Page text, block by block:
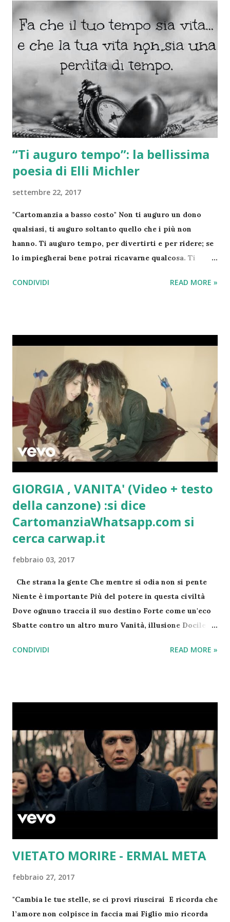
Cartomante su whatsapp " ANONIMO DISCRETO E
RISERVATO " Per te che leggi questo post ❤ " Una
domanda alle carte gratis "
“Ti auguro tempo”: la bellissima
poesia di Elli Michler
settembre 22, 2017
"Cartomanzia a basso costo" Non ti auguro un dono
qualsiasi, ti auguro soltanto quello che i più non
hanno. Ti auguro tempo, per divertirti e per ridere; se
lo impiegherai bene potrai ricavarne qualcosa. Ti
per te stesso, ma anche per donarlo agli altri. Ti
tempo per stupirti e tempo per fidarti e non soltanto
per guadarlo sull’orologio. Ti auguro tempo per
guardare le stelle e tempo per crescere, per maturare.
Ti auguro tempo per sperare nuovamente e per amare.
Non ha più senso rimandare. Ti auguro tempo per
trovare te stesso, per vivere ogni tuo giorno, ogni tua
ora come un dono. Ti auguro tempo anche per
perdonare. Ti auguro di avere tempo, tempo per la
vita. Elli Michler
CONDIVIDI READ MORE »
GIORGIA , VANITA' (Video + testo
della canzone) :si dice
CartomanziaWhatsapp.com si
cerca carwap.it
febbraio 03, 2017
Che strana la gente Che mentre si odia non si pente
Niente è importante Più del potere in questa civiltà
Dove ognuno traccia il suo destino Forte come un'eco
Sbatte contro un altro muro Vanità, illusione Docile si
altro imbroglio e tu lo chiami amore E mi spacca il
Docile si arrende al dio migliore Vanità, lei non sa Che
è solo un altro imbroglio e tu lo chiami amore E mi
spacca il cuore Atomi unici, nudi, diversi e vibranti
Siamo distanti, io e te Come migranti nascosti
nell'evoluzione Siamo distanti, io e te Io e te Vanità,
illusione Docile si arrende al dio migliore Vanità, lei
non sa Che è solo un altro imbroglio e tu lo chiami
amore E mi spacca il cuo...
CONDIVIDI READ MORE »
VIETATO MORIRE - ERMAL META
febbraio 27, 2017
"Cambia le tue stelle, se ci provi riuscirai E ricorda che
l’amore non colpisce in faccia mai Figlio mio ricorda